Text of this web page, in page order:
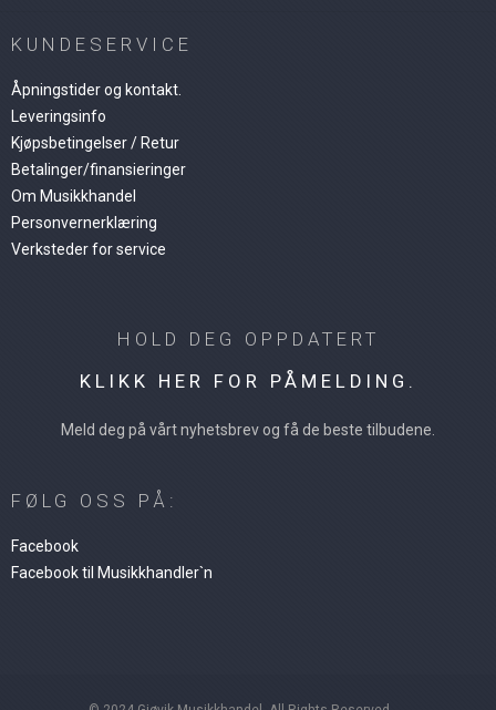
KUNDESERVICE
Åpningstider og kontakt.
Leveringsinfo
Kjøpsbetingelser / Retur
Betalinger/finansieringer
Om Musikkhandel
Personvernerklæring
Verksteder for service
HOLD DEG OPPDATERT
KLIKK HER FOR PÅMELDING.
Meld deg på vårt nyhetsbrev og få de beste tilbudene.
FØLG OSS PÅ:
Facebook
Facebook til Musikkhandler`n